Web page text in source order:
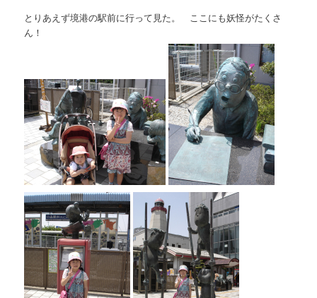
とりあえず境港の駅前に行って見た。 ここにも妖怪がたくさ
ん！